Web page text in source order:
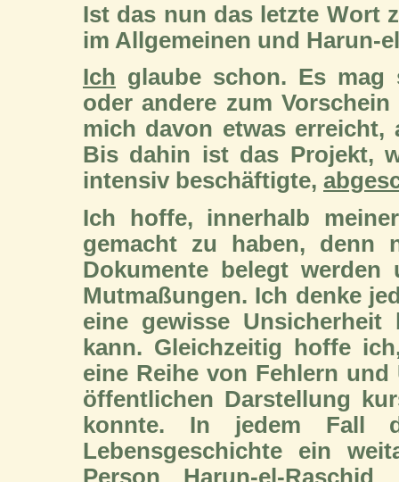
Ist das nun das letzte Wort
im Allgemeinen und Harun-
Ich glaube schon. Es
oder andere zum
mich davon etwas
Bis dahin ist das Projekt,
intensiv beschäftigte,
Ich hoffe, innerhalb
gemacht zu haben, denn
Dokumente belegt
Mutmaßungen. Ich denke
eine gewisse
kann. Gleichzeitig hoffe
eine Reihe von Fehlern
öffentlichen Darstellung
konnte. In jedem Fall
Lebensgeschichte ein
Person Harun-el-